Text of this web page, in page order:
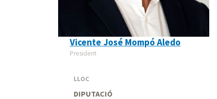
Vicente José Mompó Aledo
President
LLOC
DIPUTACIÓ